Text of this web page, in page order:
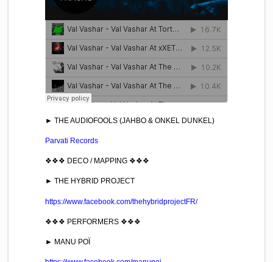
► THE AUDIOFOOLS (JAHBO & ONKEL DUNKEL)
Parvati Records
❖❖❖ DECO / MAPPING ❖❖❖
► THE HYBRID PROJECT
https://www.facebook.com/thehybridprojectFR/
❖❖❖ PERFORMERS ❖❖❖
► MANU POÏ